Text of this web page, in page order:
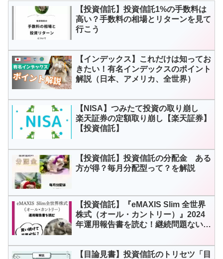
【投資信託】投資信託1%の手数料は
高い？手数料の相場とリターンを見て
行こう
【インデックス】これだけは知ってお
きたい！有名インデックスのポイント
解説（日本、アメリカ、全世界）
【NISA】つみたて投資の取り崩し
楽天証券の定額取り崩し【楽天証券】
【投資信託】
【投資信託】投資信託の分配金 ある
方が得？毎月分配型って？を解説
【投資信託】『eMAXIS Slim 全世界
株式（オール・カントリー）』2024
年運用報告書を読む！継続問題ないか
【目論見書】投資信託のトリセツ「目